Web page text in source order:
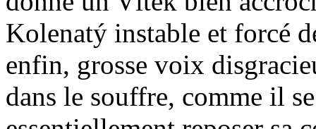
Kolenatý instable et forcé
enfin, grosse voix
dans le souffre, comme il